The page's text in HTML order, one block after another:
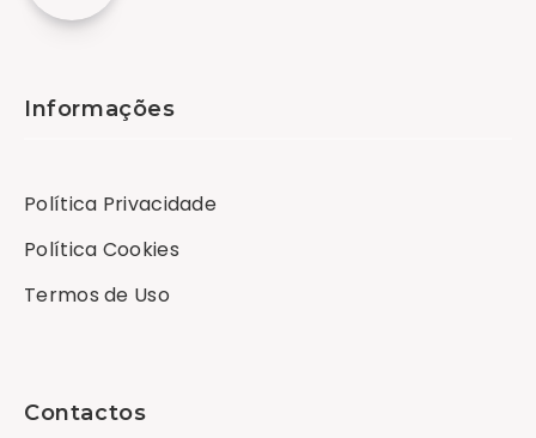
Informações
Política Privacidade
Política Cookies
Termos de Uso
Contactos